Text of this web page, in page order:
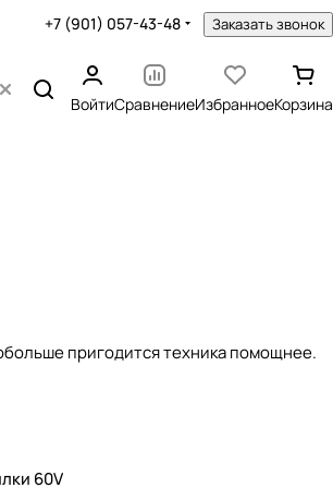
+7 (901) 057-43-48 Заказать звонок
ВойтиСравнениеИзбранноеКорзина
пригодится техника помощнее.
60V